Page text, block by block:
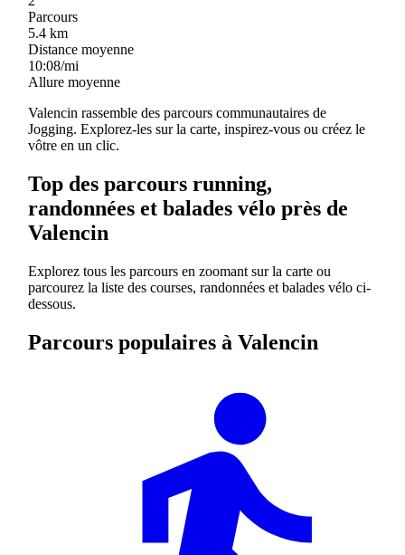
Parcours
5.4 km
Distance moyenne
10:08/mi
Allure moyenne
Valencin rassemble des parcours communautaires de
Jogging. Explorez-les sur la carte, inspirez-vous ou créez le
vôtre en un clic.
Top des parcours running,
randonnées et balades vélo près de
Valencin
Explorez tous les parcours en zoomant sur la carte ou
parcourez la liste des courses, randonnées et balades vélo ci-
dessous.
Parcours populaires à Valencin